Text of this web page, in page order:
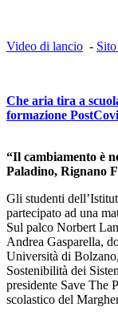
Video di lancio -
Che aria tira a
formazione
“Il cambiamento è
Paladino, Rignano
Gli studenti
partecipato ad una
Sul palco Norbert
Andrea Gasparella,
Università di
Sostenibilità dei
presidente Save The
scolastico del